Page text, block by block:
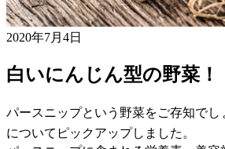
2020年7月4日
白いにんじん型の野菜
パースニップという野菜をご存知で
についてピックアップしました。